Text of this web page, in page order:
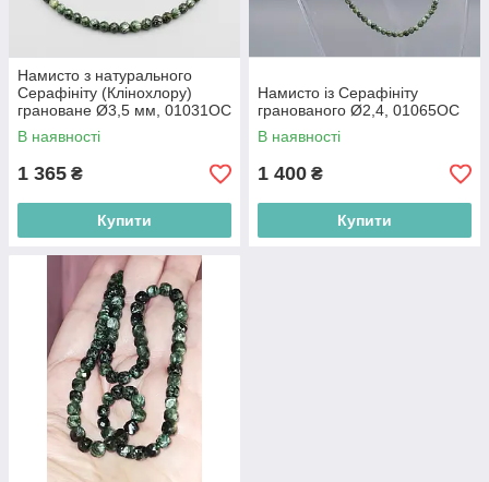
Намисто з натурального
Серафініту (Клінохлору)
грановане Ø3,5 мм, 01031ОС
В наявності
1 365 ₴
Купити
Намисто із Серафініту
гранованого Ø2,4, 01065ОС
В наявності
1 400 ₴
Купити